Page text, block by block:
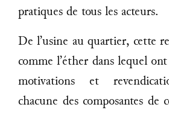
pratiques de tous les acteurs.
De l’usine au quartier, cette
comme l’éther dans lequel
motivations et
chacune des composantes de